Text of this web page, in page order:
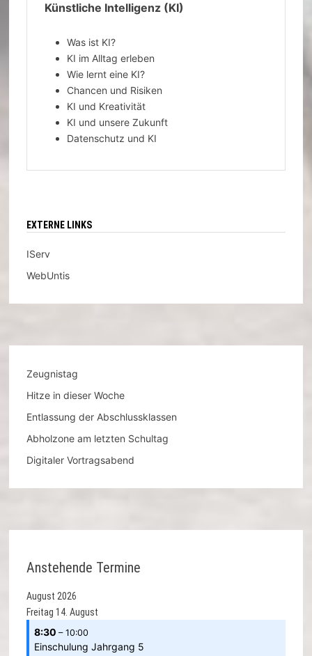
Künstliche Intelligenz (KI)
Was ist KI?
KI im Alltag erleben
Wie lernt eine KI?
Chancen und Risiken
KI und Kreativität
KI und unsere Zukunft
Datenschutz und KI
EXTERNE LINKS
IServ
WebUntis
Zeugnistag
Hitze in dieser Woche
Entlassung der Abschlussklassen
Abholzone am letzten Schultag
Digitaler Vortragsabend
Anstehende Termine
August 2026
Freitag 14. August
8:30– 10:00
Einschulung Jahrgang 5